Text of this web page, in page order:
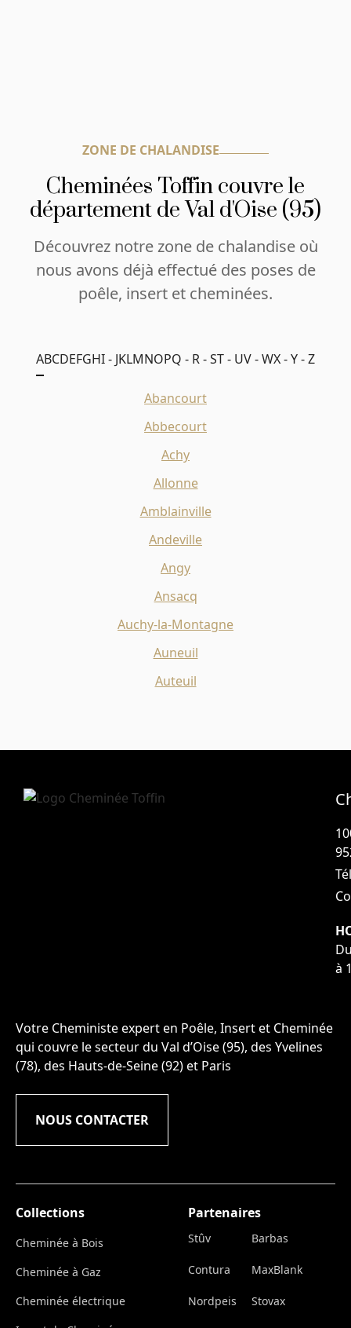
ZONE DE CHALANDISE
Cheminées Toffin couvre le
département de Val d'Oise (95)
Découvrez notre zone de chalandise où
nous avons déjà effectué des poses de
poêle, insert et cheminées.
ABCDEFGHI - JKLMNOPQ - R - ST - UV - WX - Y - Z
Abancourt
Abbecourt
Achy
Allonne
Amblainville
Andeville
Angy
Ansacq
Auchy-la-Montagne
Auneuil
Auteuil
à
Votre Cheministe expert en Poêle, Insert et Cheminée
qui couvre le secteur du Val d’Oise (95), des Yvelines
(78), des Hauts-de-Seine (92) et Paris
NOUS CONTACTER
Collections
Cheminée à Bois
Cheminée à Gaz
Cheminée électrique
Partenaires
Stûv Barbas
Contura MaxBlank
Nordpeis Stovax